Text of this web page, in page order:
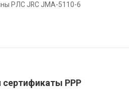
РЛС JRC JMA-5110-6
сертификаты РРР